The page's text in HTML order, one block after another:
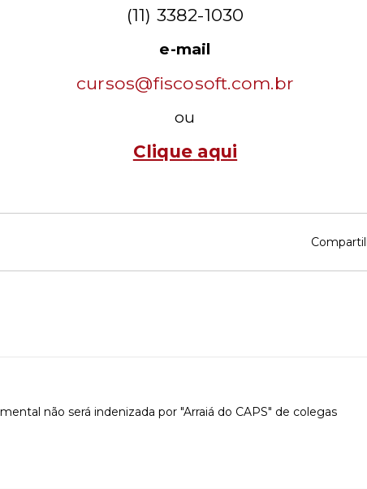
(11) 3382-1030
e-mail
cursos@fiscosoft.com.br
ou
Clique aqui
não será indenizada por "Arraiá do CAPS" de colegas